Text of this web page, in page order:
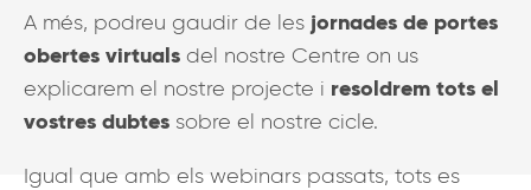
A més, podreu gaudir de les jornades de portes
obertes virtuals del nostre Centre on us
explicarem el nostre projecte i resoldrem tots el
vostres dubtes sobre el nostre cicle.
Igual que amb els webinars passats, tots es